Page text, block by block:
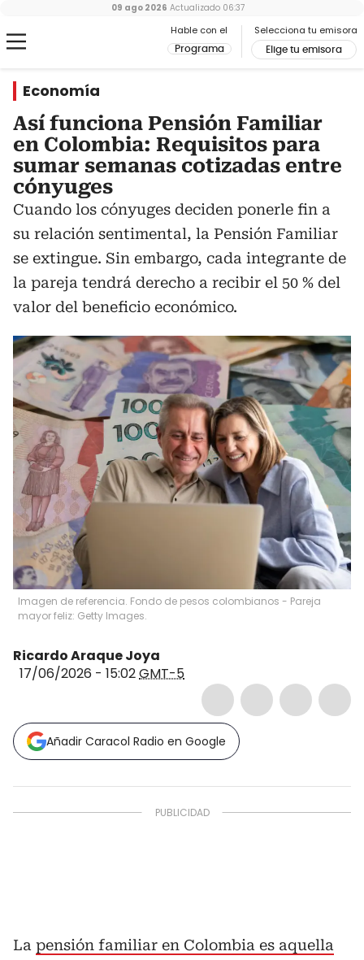
Hable con el
Programa
Selecciona tu emisora
Elige tu emisora
09 ago 2026 Actualizado 06:37
Economía
Así funciona Pensión Familiar
en Colombia: Requisitos para
sumar semanas cotizadas entre
cónyuges
Cuando los cónyuges deciden ponerle fin a
su relación sentimental, la Pensión Familiar
se extingue. Sin embargo, cada integrante de
la pareja tendrá derecho a recibir el 50 % del
valor del beneficio económico.
Imagen de referencia. Fondo de pesos colombianos - Pareja
mayor feliz: Getty Images.
Ricardo Araque Joya
17/06/2026 - 15:02GMT-5
Añadir Caracol Radio en Google
La pensión familiar en Colombia es aquella